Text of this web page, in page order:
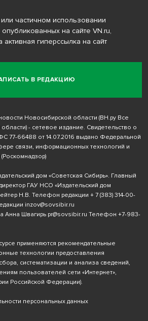
В РЕДАКЦИЮ
частичном использовании
на сайте VN.ru,
активная гиперссылка на сайт
Новосибирской области (ВН.ру Все
- сетевое издание. Свидетельство о
77-66488 от 14.07.2016 выдано Федеральной
связи, информационных технологий и
дом «Советская Сибирь». Главный
ГАУ НСО «Издательский дом
Н.В. Телефон редакции + 7 (383) 314-00-
inzov@sovsibir.ru
Анна Швагирь pr@sovsibir.ru Телефон +7-983-
применяются рекомендательные
технологии предоставления
систематизации и анализа сведений,
пользователей сети «Интернет»,
Российской Федерации).
персональных данных